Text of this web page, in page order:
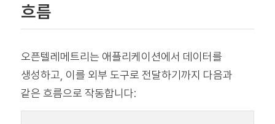
흐름
오픈텔레메트리는 애플리케이션에서 데이터를
생성하고, 이를 외부 도구로 전달하기까지 다음과
같은 흐름으로 작동합니다: